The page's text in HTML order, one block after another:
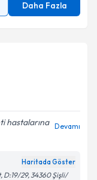
Daha Fazla
hastalarına Devamı
Haritada Göster
D:19/29, 34360 Şişli/